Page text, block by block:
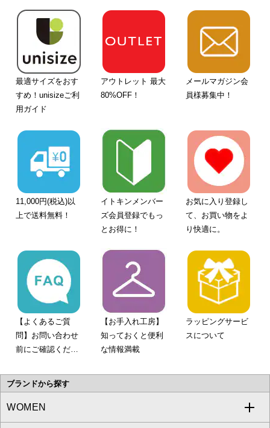
最適サイズをおす
すめ！unisizeご利
用ガイド
アウトレット 最大
80%OFF！
メールマガジン会
員様募集中！
11,000円(税込)以
上で送料無料！
イトキンメンバー
ズ会員登録でもっ
とお得に！
お気に入り登録し
て、お買い物をよ
り快適に。
【よくあるご質
問】お問い合わせ
前にご確認くださ
【お手入れ工房】
知っておくと便利
な情報満載
ラッピングサービ
スについて
ブランドから探す
WOMEN